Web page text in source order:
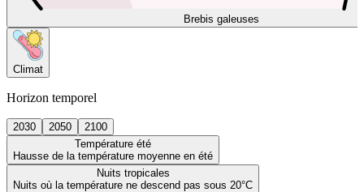
Brebis galeuses
Climat
Horizon temporel
2030 2050
2100
Température été
Hausse de la température moyenne en été
Nuits tropicales
Nuits où la température ne descend pas sous 20°C